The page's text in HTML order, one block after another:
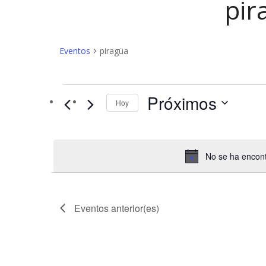
Eventos piragüa
Eventos
No se ha
Hoy Próximos
Eventosanterior(es)